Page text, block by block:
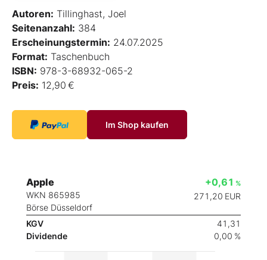
Autoren: Tillinghast, Joel
Seitenanzahl: 384
Erscheinungstermin: 24.07.2025
Format: Taschenbuch
ISBN: 978-3-68932-065-2
Preis: 12,90 €
Im Shop kaufen
Apple
WKN 865985
Börse Düsseldorf
+0,61 %
271,20 EUR
KGV
41,31
Dividende
0,00 %